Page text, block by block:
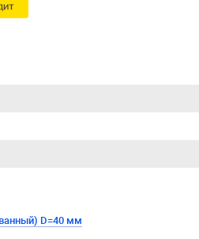
D=40 мм